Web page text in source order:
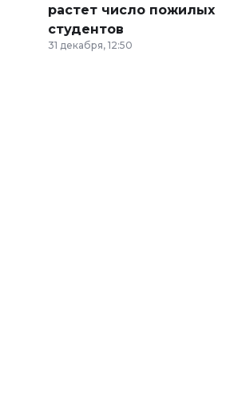
растет число пожилых
студентов
31 декабря, 12:50